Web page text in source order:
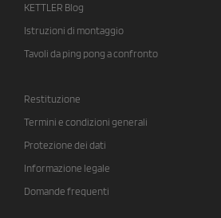
KETTLER Blog
Istruzioni di montaggio
Tavoli da ping pong a confronto
Restituzione
Termini e condizioni generali
Protezione dei dati
Informazione legale
Domande frequenti